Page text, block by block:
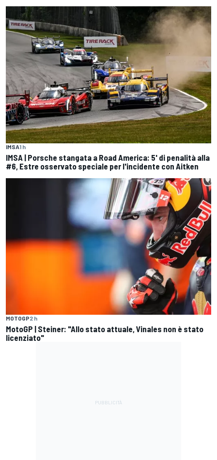
IMSA1 h
IMSA | Porsche stangata a Road America: 5' di penalità alla
#6, Estre osservato speciale per l'incidente con Aitken
MOTOGP2 h
MotoGP | Steiner: "Allo stato attuale, Vinales non è stato
licenziato"